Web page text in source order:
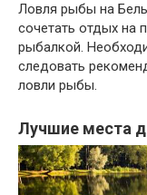
Ловля рыбы на
сочетать отдых на
рыбалкой.
следовать
ловли рыбы.
Лучшие места